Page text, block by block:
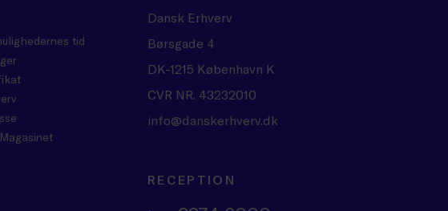
tid
Dansk Erhverv
Børsgade 4
DK-1215 København K
CVR NR. 43232010
info@danskerhverv.dk
RECEPTION